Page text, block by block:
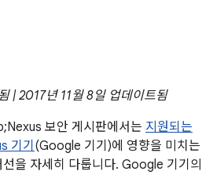
| 2017년 11월 8일 업데이트됨
보안 게시판에서는 지원되는
기기 (Google 기기)에 영향을 미치는
을 자세히 다룹니다. Google 기기의